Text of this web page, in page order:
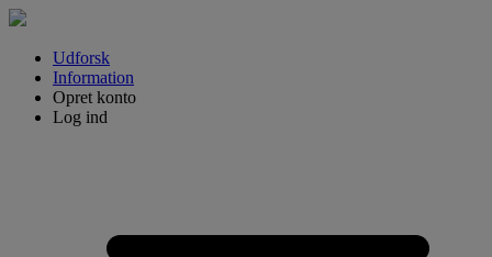
Udforsk
Information
Opret konto
Log ind